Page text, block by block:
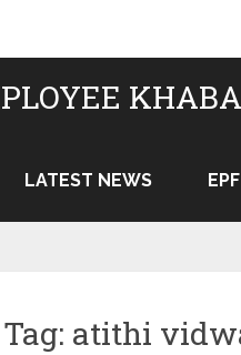
LATEST NEWS
Tag: atithi